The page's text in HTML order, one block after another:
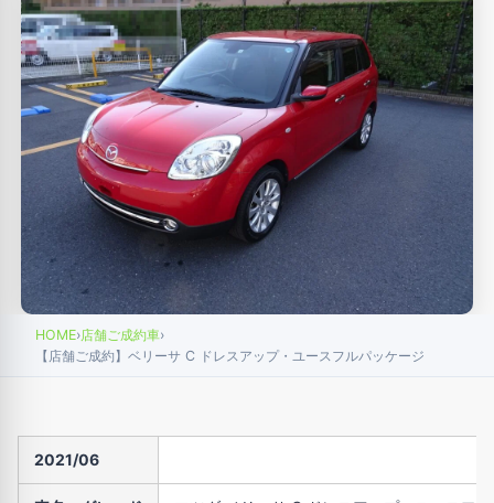
HOME›店舗ご成約車›
【店舗ご成約】ベリーサ C ドレスアップ・ユースフルパッケージ
2021/06